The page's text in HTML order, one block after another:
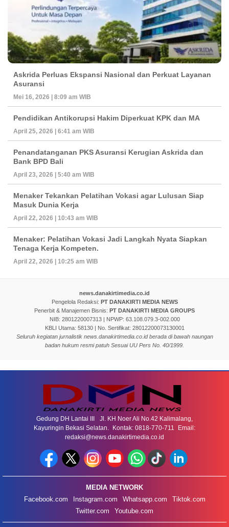
Askrida Perluas Ekspansi Nasional dan Perkuat Layanan
Asuransi
Mei 16, 2026 | 8:09 am WIB
Pendidikan Antikorupsi Hakim Diperkuat KPK dan MA
April 25, 2026 | 6:41 am WIB
Penandatanganan PKS Asuransi Kerugian Askrida dan
Bank BPD Bali
April 23, 2026 | 5:40 am WIB
Menaker Tekankan Pelatihan Vokasi agar Lulusan Siap
Masuk Dunia Kerja
April 22, 2026 | 10:43 am WIB
Menaker: Pelatihan Vokasi Jadi Langkah Nyata Siapkan
Tenaga Kerja Kompeten.
April 22, 2026 | 10:25 am WIB
news.danakirtimedia.co.id
Pengelola Redaksi: PT DANAKIRTI MEDIA NEWS
Penerbit & Manajemen Bisnis: PT DANAKIRTI MEDIA GROUPS
NIB: 2801220007313 | NPWP: 63.108.079.3-002.000
KBLI Utama: 58130 | No. Sertifikat: 28012200073130001
Seluruh kegiatan jurnalistik news.danakirtimedia.co.id berada di bawah naungan
badan hukum resmi patuh Sesuai UU Pers No. 40/1999.
Gedung DH Lantai III Jl. KH Noer Ali No.42 Kalimalang,
Kayuringin Bekasi Selatan. Kontak: 0818-770-711 Email:
redaksi@news.danakirtimedia.co.id
MEDIA NETWORK
Facebook.com
Instagram.com Whatsapp.com
Tiktok.com
Twitter.com
Youtube.com